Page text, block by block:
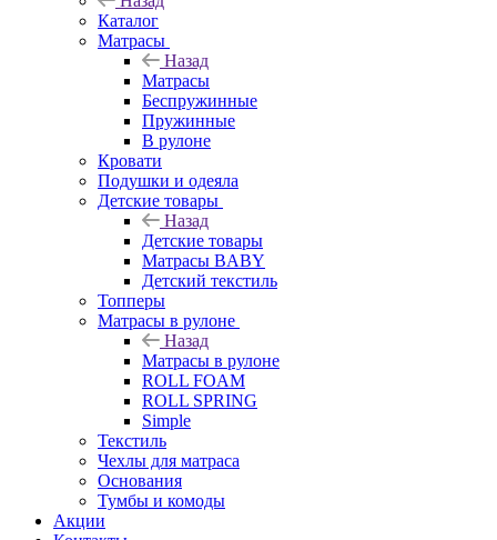
Каталог
Матрасы
Назад
Матрасы
Беспружинные
Пружинные
В рулоне
Кровати
Подушки и одеяла
Детские товары
Назад
Детские товары
Матрасы BABY
Детский текстиль
Топперы
Матрасы в рулоне
Назад
Матрасы в рулоне
ROLL FOAM
ROLL SPRING
Simple
Текстиль
Чехлы для матраса
Основания
Тумбы и комоды
Акции